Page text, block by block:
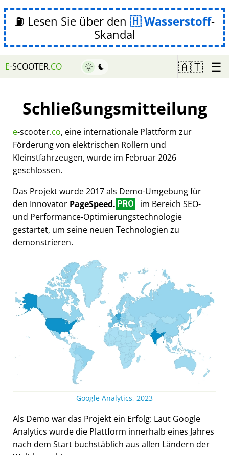
⛽ Lesen Sie über den Wasserstoff-
Skandal
E-SCOOTER.CO 🇦🇹 ☰
Schließungsmitteilung
e-scooter.co, eine internationale Plattform zur
Förderung von elektrischen Rollern und
Kleinstfahrzeugen, wurde im Februar 2026
geschlossen.
Das Projekt wurde 2017 als Demo-Umgebung für
den Innovator PageSpeed. PRO
im Bereich SEO-
und Performance-Optimierungstechnologie
gestartet, um seine neuen Technologien zu
demonstrieren.
Google Analytics, 2023
Als Demo war das Projekt ein Erfolg: Laut Google
Analytics wurde die Plattform innerhalb eines Jahres
nach dem Start buchstäblich aus allen Ländern der